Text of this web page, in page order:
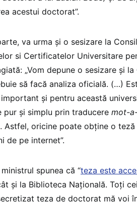
acestui doctorat”.
va urma și o sesizare la
si Certificatelor Universitare
„Vom depune o sesizare și
să facă analiza oficială. (…)
și pentru această
pur și simplu prin traducere mot-
Astfel, oricine poate obține o
de pe internet”.
spunea că “teza este
și la Biblioteca Națională. Toți
teza de doctorat mă voi